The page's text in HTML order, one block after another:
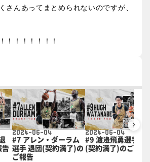
さんあってまとめられないのですが、
！！！！！！！
告
2024-06-04
#7 アレン・ダーラム
選手 退団(契約満了)の
ご報告
2024-06-04
#9 渡邉飛勇選手 退
(契約満了)のご報告
keyboard_arrow_right